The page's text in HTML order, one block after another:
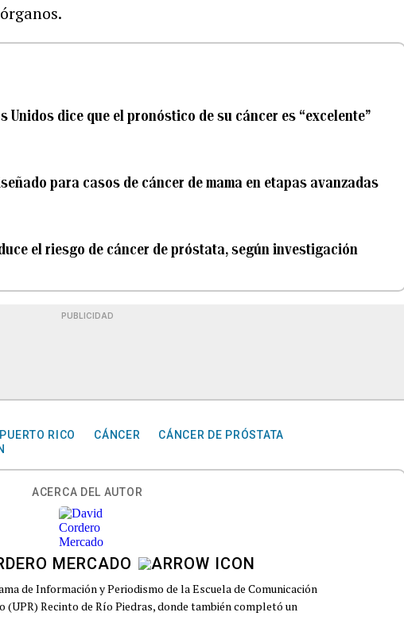
Unidos dice que el pronóstico de su cáncer es “excelente”
para casos de cáncer de mama en etapas avanzadas
el riesgo de cáncer de próstata, según investigación
PUBLICIDAD
RICO CÁNCER
CÁNCER DE PRÓSTATA
ACERCA DEL AUTOR
MERCADO
de Información y Periodismo de la Escuela de Comunicación
(UPR) Recinto de Río Piedras, donde también completó un